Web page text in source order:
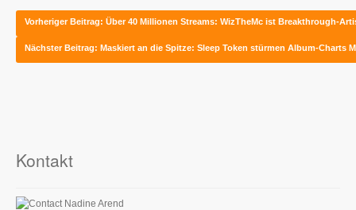
Vorheriger Beitrag: Über 40 Millionen Streams: WizTheMc ist Breakthrough-
Nächster Beitrag: Maskiert an die Spitze: Sleep Token stürmen Album-Charts
Kontakt
Nadine Arend